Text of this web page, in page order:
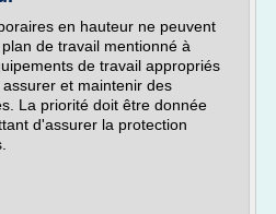
en hauteur ne peuvent
de travail mentionné à
de travail appropriés
et maintenir des
La priorité doit être donnée
d'assurer la protection